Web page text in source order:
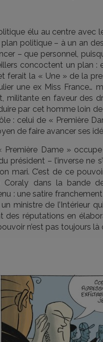
élu au centre avec
politique – à un an
– que personnel,
concoctent un plan :
ferait la « Une » de la
une ex Miss France…
militante en faveur des
par cet homme loin
: celui de « Première
de faire avancer ses
Dame »
président – l’inverse ne
mari. C’est de ce
dans la bande
: une satire
ministre de l’Intérieur
réputations en
n’est pas toujours là